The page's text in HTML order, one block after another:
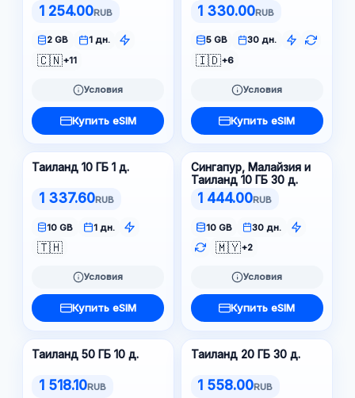
1 254.00RUB
2 GB 1 дн.
🇨🇳+11
Условия
Купить eSIM
1 330.00RUB
5 GB 30 дн.
🇮🇩+6
Условия
Купить eSIM
Таиланд 10 ГБ 1 д.
1 337.60RUB
10 GB 1 дн.
🇹🇭
Условия
Купить eSIM
Сингапур, Малайзия и
Таиланд 10 ГБ 30 д.
1 444.00RUB
10 GB 30 дн.
🇲🇾+2
Условия
Купить eSIM
Таиланд 50 ГБ 10 д.
1 518.10RUB
Таиланд 20 ГБ 30 д.
1 558.00RUB